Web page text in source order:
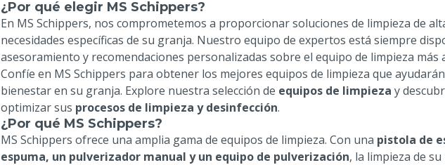
¿Por qué elegir MS Schippers?
En MS Schippers, nos comprometemos a proporcionar soluciones de limpieza de
necesidades específicas de su granja. Nuestro equipo de expertos está siempre
asesoramiento y recomendaciones personalizadas sobre el equipo de limpieza más
Confíe en MS Schippers para obtener los mejores equipos de limpieza que
bienestar en su granja. Explore nuestra selección de equipos de limpieza y
optimizar sus procesos de limpieza y desinfección.
¿Por qué MS Schippers?
MS Schippers ofrece una amplia gama de equipos de limpieza. Con una pistola de
espuma, un pulverizador manual y un equipo de pulverización, la limpieza de